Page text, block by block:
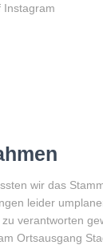
Instagram
wir das
leider
verantworten
Ortsausgang